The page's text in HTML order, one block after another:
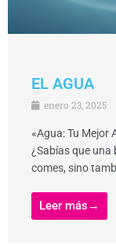
EL AGUA
enero 23, 2025
«Agua: Tu Mejor
¿Sabías que una
comes, sino
Leer más→